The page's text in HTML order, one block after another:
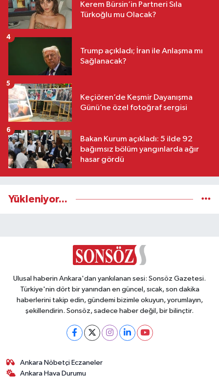
Kerem Bürsin’in Partneri Sıla
Türkoğlu mu Olacak?
Trump açıkladı; İran ile Anlaşma mı
Sağlanacak?
4
Keçiören’de Keşmir Dayanışma
Günü’ne özel fotoğraf sergisi
5
Bakan Kurum açıkladı: 5 ilde 92
bağımsız bölüm yangınlarda ağır
hasar gördü
6
Yükleniyor...
Ulusal haberin Ankara'dan yankılanan sesi: Sonsöz Gazetesi.
Türkiye'nin dört bir yanından en güncel, sıcak, son dakika
haberlerini takip edin, gündemi bizimle okuyun, yorumlayın,
şekillendirin. Sonsöz, sadece haber değil, bir bilinçtir.
Ankara Nöbetçi Eczaneler
Ankara Hava Durumu